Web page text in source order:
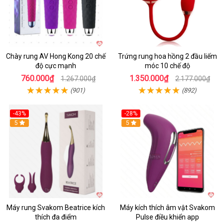
Chày rung AV Hong Kong 20 chế
độ cực mạnh
760.000₫ 1.267.000₫
(901)
Trứng rung hoa hồng 2 đầu liếm
móc 10 chế độ
1.350.000₫ 2.177.000₫
(892)
-43%
Hot
5
Máy rung Svakom Beatrice kích
thích đa điểm
-28%
Hot
5
Máy kích thích âm vật Svakom
Pulse điều khiển app